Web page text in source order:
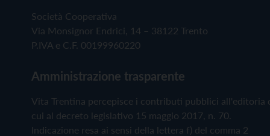
Società Cooperativa
Via Monsignor Endrici, 14 – 38122 Trento
P.IVA e C.F. 00199960220
Amministrazione trasparente
Vita Trentina percepisce i contributi pubblici all'editoria
cui al decreto legislativo 15 maggio 2017, n. 70.
Indicazione resa ai sensi della lettera f) del comma 2